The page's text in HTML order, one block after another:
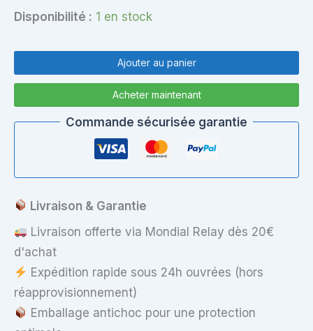
Disponibilité : 1 en stock
Back
Cover
Ajouter au panier
Acheter maintenant
Commande sécurisée garantie
Livraison & Garantie
Livraison offerte via Mondial Relay dès 20€
d'achat
Expédition rapide sous 24h ouvrées (hors
réapprovisionnement)
Emballage antichoc pour une protection